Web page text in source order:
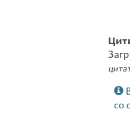
со